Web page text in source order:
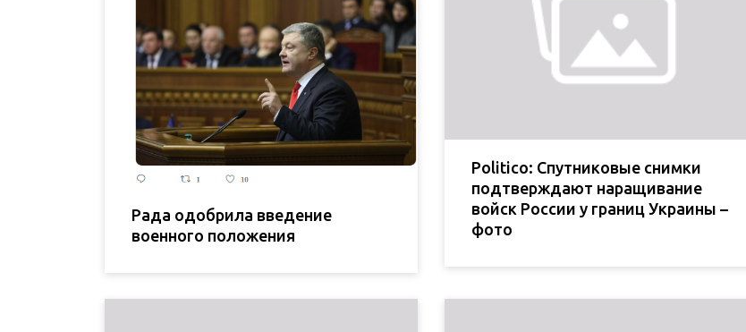
Рада одобрила введение
военного положения
Politico: Спутниковые снимки
подтверждают наращивание
войск России у границ Украины –
фото